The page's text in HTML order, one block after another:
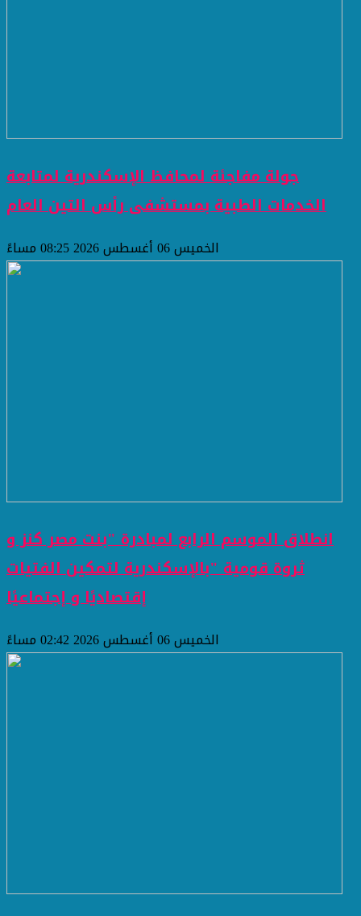
جولة مفاجئة لمحافظ الإسكندرية لمتابعة
الخدمات الطبية بمستشفى رأس التين العام
الخميس 06 أغسطس 2026 08:25 مساءً
انطلاق الموسم الرابع لمبادرة "بنت مصر كنز و
ثروة قومية "بالإسكندرية لتمكين الفتيات
إقتصاديًا و إجتماعيًا
الخميس 06 أغسطس 2026 02:42 مساءً